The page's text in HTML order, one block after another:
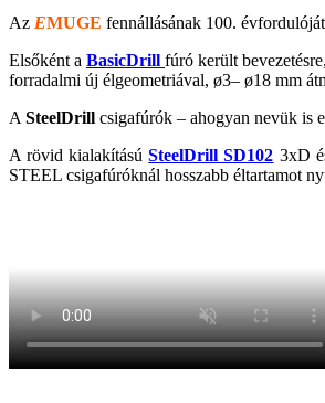
Az EMUGE fennállásának 100.
Elsőként a BasicDrill fúró került
forradalmi új élgeometriával, ø3– ø18 mm
A SteelDrill csigafúrók – ahogyan nevük is
A rövid kialakításúSteelDrill SD102 3xD
STEEL csigafúróknál hosszabb éltartamot